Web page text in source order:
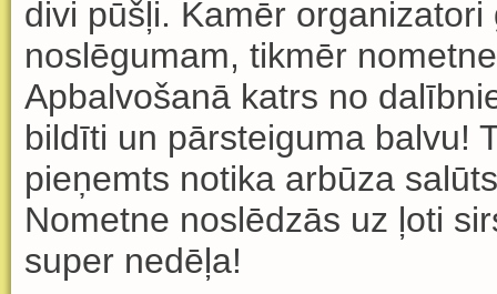
divi pūšļi. Kamēr organizatori
noslēgumam, tikmēr
Apbalvošanākatrs no dalī
bildīti un pārsteiguma balvu!
pieņemts notika arbūza salū
Nometne noslēdzās uz ļoti
super nedēļa!